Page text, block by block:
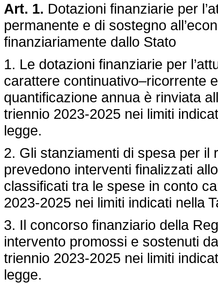
Art. 1. Dotazioni finanziarie per
permanente e di sostegno
finanziariamente dallo Stato
1. Le dotazioni finanziarie per
carattere continuativo–ricorrente
quantificazione annua è rinviata
triennio 2023-2025 nei limiti
legge.
2. Gli stanziamenti di spesa per il
prevedono interventi finalizzati
classificati tra le spese in conto
2023-2025 nei limiti indicati nella
3. Il concorso finanziario della
intervento promossi e sostenuti
triennio 2023-2025 nei limiti
legge.